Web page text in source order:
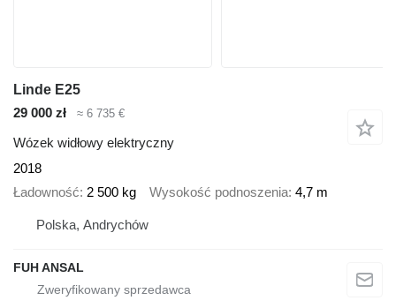
Linde E25
29 000 zł
≈ 6 735 €
Wózek widłowy elektryczny
2018
Ładowność 2 500 kg Wysokość podnoszenia 4,7 m
Polska, Andrychów
FUH ANSAL